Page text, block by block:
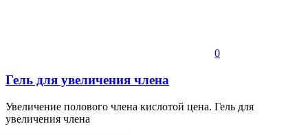
0
Гель для увеличения члена
Увеличение полового члена кислотой цена. Гель для
увеличения члена